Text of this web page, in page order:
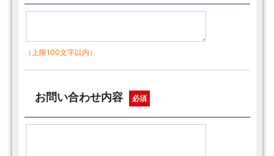
（上限100文字以内）
お問い合わせ内容 必須